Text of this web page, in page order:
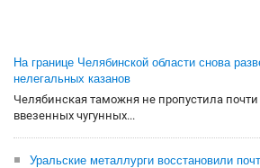
На границе Челябинской области снова
нелегальных казанов
Челябинская таможня не пропустила
ввезенных чугунных...
Уральские металлурги восстановили